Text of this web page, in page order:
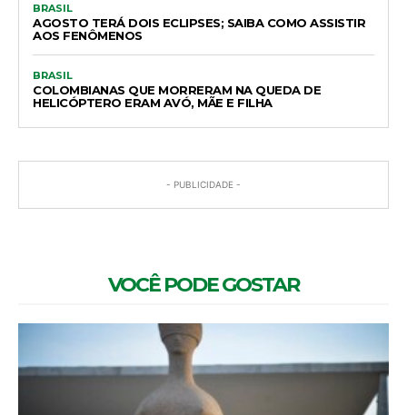
BRASIL
AGOSTO TERÁ DOIS ECLIPSES; SAIBA COMO ASSISTIR
AOS FENÔMENOS
BRASIL
COLOMBIANAS QUE MORRERAM NA QUEDA DE
HELICÓPTERO ERAM AVÓ, MÃE E FILHA
- PUBLICIDADE -
VOCÊ PODE GOSTAR